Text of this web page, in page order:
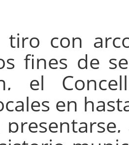
tiro con
fines de
el
en